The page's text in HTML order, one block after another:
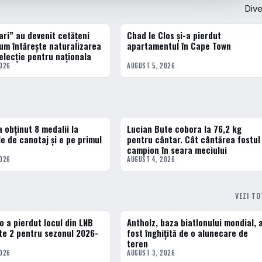
au devenit cetățeni
întărește naturalizarea
pentru naționala
DIVERSE
Chad le Clos și-a pierdut
apartamentul în Cape Town
AUGUST 5, 2026
obținut 8 medalii la
de canotaj și e pe primul
3 · TOP
Lucian Bute cobora la 76,2 kg
pentru cântar. Cât cântărea fostul
campion în seara meciului
AUGUST 4, 2026
VEZI
a pierdut locul din LNB
2 pentru sezonul 2026-
DIVERSE
Antholz, baza biatlonului mondial, a
fost înghițită de o alunecare de
teren
AUGUST 3, 2026